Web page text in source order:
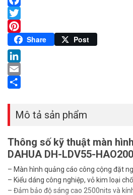
Facebook
Twitter
Pinterest
Share Post
LinkedIn
Email
Mô tả sản phẩm
Thông số kỹ thuật màn
DAHUA DH-LDV55-HAO200
– Màn hình quảng cáo công cộng đặt
– Kiểu dáng công nghiệp, vỏ kim loại
– Đảm bảo độ sáng cao 2500nits và